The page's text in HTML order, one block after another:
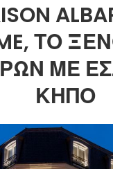
ΤΟ
ΜΕ
ΚΉΠΟ